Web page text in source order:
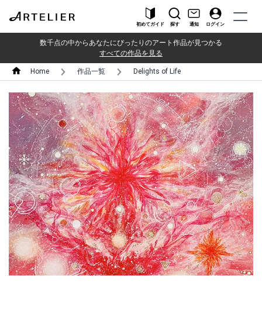
初めてガイド 探す 通知 ログイン
数千点の中からあなたにぴったりのアート作品が見つかる
すべての作品を見る
Home 作品一覧 Delights of Life